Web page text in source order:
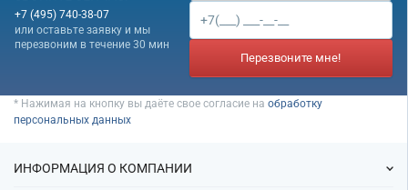
Под кредит
На УСН
С историей
Регистрация МФО
Регистрация НКО
Внесение в реестр МФО
Услуга банкротства
Банкротство предприятия
Банкротство организации
Банкротство ООО
+7 (495) 740-38-07
или оставьте заявку и мы
перезвоним в течение 30 мин
Перезвоните мне!
* Нажимая на кнопку вы даёте свое согласие на обработку
персональных данных
ИНФОРМАЦИЯ О КОМПАНИИ